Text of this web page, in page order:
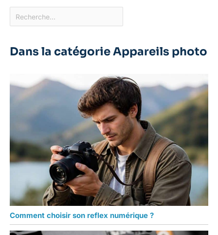
Dans la catégorie Appareils photo
Comment choisir son reflex numérique ?